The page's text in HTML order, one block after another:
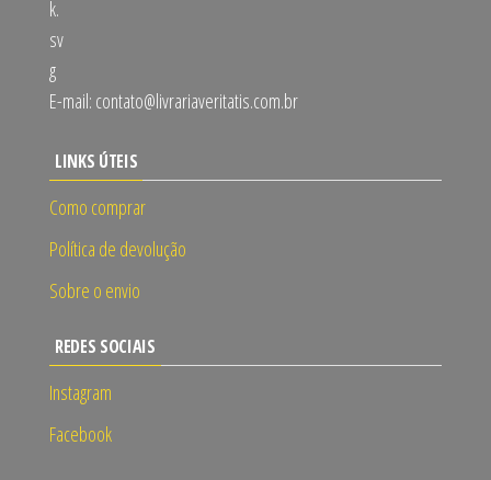
E-mail: contato@livrariaveritatis.com.br
LINKS ÚTEIS
Como comprar
Política de devolução
Sobre o envio
REDES SOCIAIS
Instagram
Facebook